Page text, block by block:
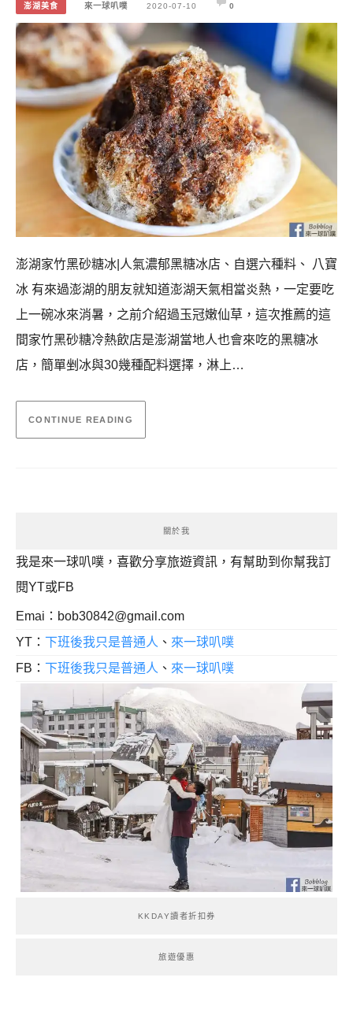
澎湖美食 來一球叭噗 2020-07-10 0
澎湖家竹黑砂糖冰|人氣濃郁黑糖冰店、自選六種料、 八寶
冰 有來過澎湖的朋友就知道澎湖天氣相當炎熱，一定要吃
上一碗冰來消暑，之前介紹過玉冠嫩仙草，這次推薦的這
間家竹黑砂糖冷熱飲店是澎湖當地人也會來吃的黑糖冰
店，簡單剉冰與30幾種配料選擇，淋上…
CONTINUE READING
關於我
我是來一球叭噗，喜歡分享旅遊資訊，有幫助到你幫我訂
閱YT或FB
Emai： bob30842@gmail.com
YT： 下班後我只是普通人 、 來一球叭噗
FB： 下班後我只是普通人 、 來一球叭噗
KKDAY讀者折扣券
旅遊優惠